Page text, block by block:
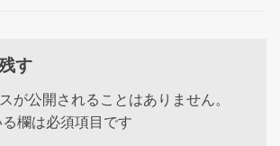
す
が公開されることはありません。
欄は必須項目です